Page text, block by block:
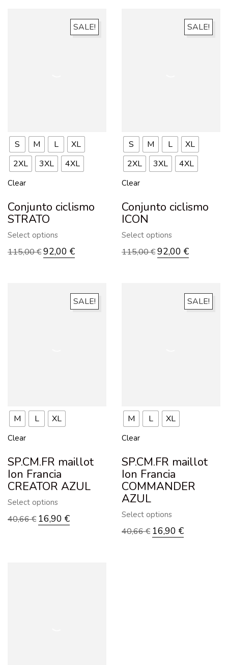
SALE!
S M L
XL
2XL
3XL 4XL
Clear
Conjunto ciclismo
STRATO
Select options
115,00€92,00 €
SALE!
S M L
XL
2XL
3XL 4XL
Clear
Conjunto ciclismo
ICON
Select options
115,00€92,00 €
SALE!
M L XL
Clear
SP.CM.FR maillot
Ion Francia
CREATOR AZUL
Select options
40,66€ 16,90 €
SALE!
M L XL
Clear
SP.CM.FR maillot
Ion Francia
COMMANDER
AZUL
Select options
40,66€ 16,90 €